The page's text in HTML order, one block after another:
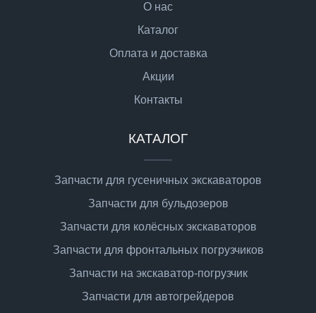
О нас
Каталог
Оплата и доставка
Акции
Контакты
КАТАЛОГ
Запчасти для гусеничных экскаваторов
Запчасти для бульдозеров
Запчасти для колёсных экскаваторов
Запчасти для фронтальных погрузчиков
Запчасти на экскаватор-погрузчик
Запчасти для автогрейдеров